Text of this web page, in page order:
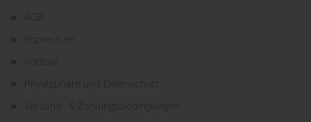
Impressum
Kontakt
Privatsphäre und Datenschutz
Versand- & Zahlungsbedingungen